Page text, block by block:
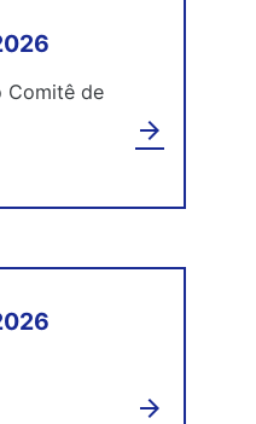
Comitê de
arrow_forward
arrow_forward